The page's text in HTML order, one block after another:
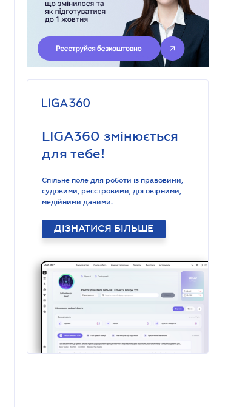
LIGA360 змінюється
для тебе!
Спільне поле для роботи із правовими,
судовими, реєстровими, договірними,
медійними даними.
ДІЗНАТИСЯ БІЛЬШЕ